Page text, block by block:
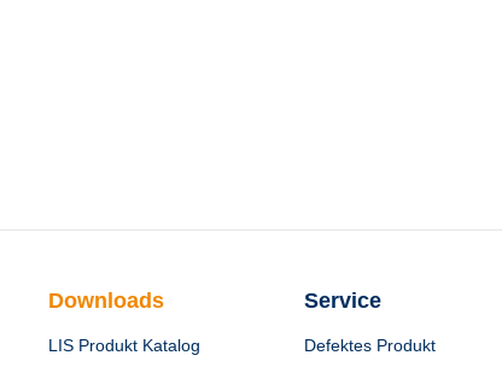
Downloads
LIS Produkt Katalog
Service
Defektes Produkt